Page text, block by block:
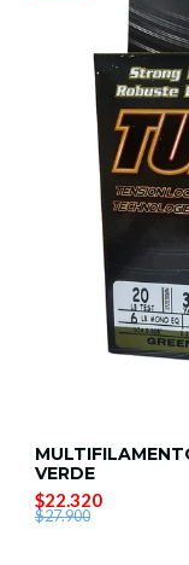
VERDE
$22.320
$27.900